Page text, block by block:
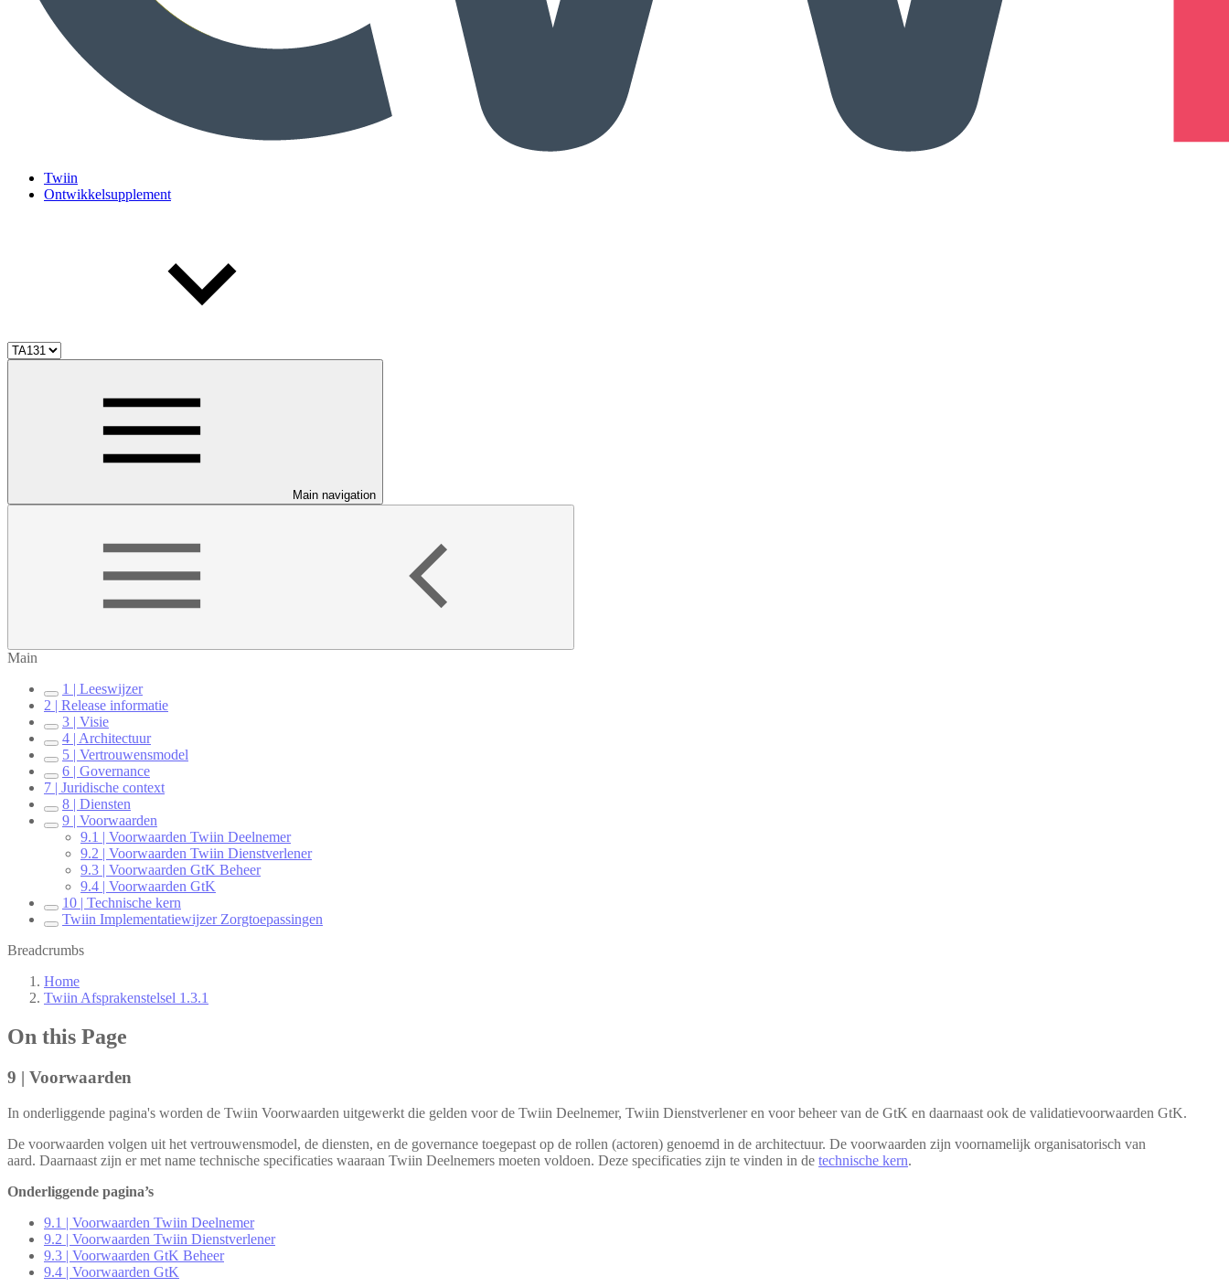
Twiin
Ontwikkelsupplement
Main navigation
Main
1 | Leeswijzer
2 | Release informatie
3 | Visie
4 | Architectuur
5 | Vertrouwensmodel
6 | Governance
7 | Juridische context
8 | Diensten
9 | Voorwaarden
9.1 | Voorwaarden Twiin Deelnemer
9.2 | Voorwaarden Twiin Dienstverlener
9.3 | Voorwaarden GtK Beheer
9.4 | Voorwaarden GtK
10 | Technische kern
Twiin Implementatiewijzer Zorgtoepassingen
Breadcrumbs
Home
Twiin Afsprakenstelsel 1.3.1
On this Page
9 | Voorwaarden
In onderliggende pagina's worden de Twiin Voorwaarden uitgewerkt die gelden voor de Twiin Deelnemer, Twiin Dienstverlener en voor beheer van de GtK en daarnaast ook de validatievoorwaarden GtK.
De voorwaarden volgen uit het vertrouwensmodel, de diensten, en de governance toegepast op de rollen (actoren) genoemd in de architectuur. De voorwaarden zijn voornamelijk organisatorisch van
aard. Daarnaast zijn er met name technische specificaties waaraan Twiin Deelnemers moeten voldoen. Deze specificaties zijn te vinden in de technische kern.
Onderliggende pagina’s
9.1 | Voorwaarden Twiin Deelnemer
9.2 | Voorwaarden Twiin Dienstverlener
9.3 | Voorwaarden GtK Beheer
9.4 | Voorwaarden GtK